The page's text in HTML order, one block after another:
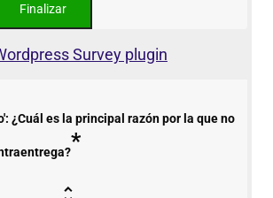
Survey plugin
¿Cuál es la principal razón por la que no
*